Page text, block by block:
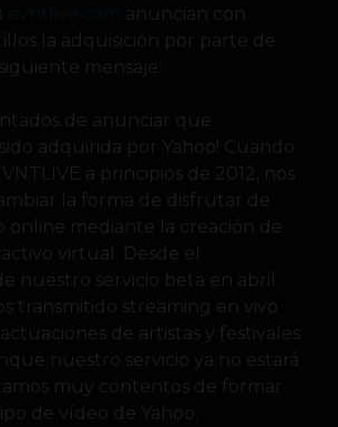
anuncian con
la adquisición por parte de
mensaje:
de anunciar que
adquirida por Yahoo! Cuando
a principios de 2012, nos
la forma de disfrutar de
online mediante la creación de
virtual. Desde el
nuestro servicio beta en abril
transmitido streaming en vivo
de artistas y festivales
nuestro servicio ya no estará
muy contentos de formar
de vídeo de Yahoo.